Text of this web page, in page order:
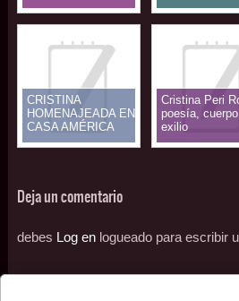
CRISTINA
HOMENAJEADA EN
CASA AMÉRICA
CATALUNYA
Cristina Peri
poesía,
exilio
Deja un comentario
debes Log enlogueado para escribir